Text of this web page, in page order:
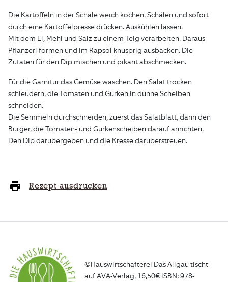
Die Kartoffeln in der Schale weich kochen. Schälen und sofort
durch eine Kartoffelpresse drücken. Auskühlen lassen.
Mit dem Ei, Mehl und Salz zu einem Teig verarbeiten. Daraus
Pflanzerl formen und im Rapsöl knusprig ausbacken. Die
Zutaten für den Dip mischen und pikant abschmecken.
Für die Garnitur das Gemüse waschen. Den Salat trocken
schleudern, die Tomaten und Gurken in dünne Scheiben
schneiden.
Die Semmeln durchschneiden, zuerst das Salatblatt, dann den
Burger, die Tomaten- und Gurkenscheiben darauf anrichten.
Den Dip darübergeben und die Kresse darüberstreuen.
Rezept ausdrucken
©Hauswirtschafterei Das Allgäu tischt
auf AVA-Verlag, 16,50€ ISBN: 978-